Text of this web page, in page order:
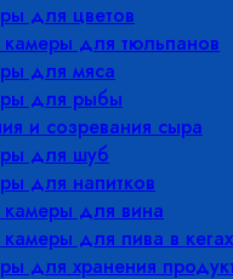
для цветов
для тюльпанов
для мяса
для рыбы
и созревания сыра
для шуб
для напитков
для вина
для пива в кегах
для хранения